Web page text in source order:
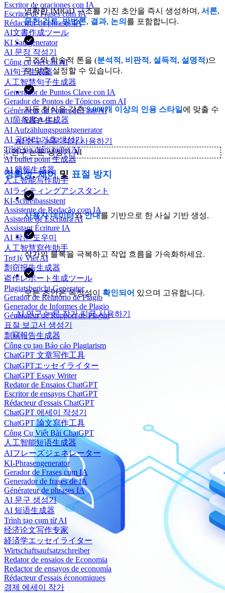
Escritor de oraciones con IA
Escritor de Frases com IA
Rédacteur de phrases IA
AI文書作成ツール
KI Satzgenerator
AI 문장 작성기
Công cụ viết câu AI
AI句子生成器
人工智慧句子生成器
Generador de Puntos Clave con IA
Gerador de Pontos de Tópicos com AI
Générateur de Points de Faits AI
AI箇条書き生成器
AI Aufzählungspunktgenerator
AI 글머리 기호 생성기
Trình tạo điểm bullet AI
AI bullet point 生成器
AI 簡報生成器
人工智能写作助手
AIライティングアシスタント
KI-Schreibassistent
Assistente de Redação com IA
Asistente de Escritura AI
Assistant Écriture IA
AI 작문 도우미
人工智慧寫作助手
Trợ lý Viết AI
剽窃报告生成器
盗作レポート生成ツール
Plagiatsbericht-Generator
Gerador de Relatório de Plágio
Generador de Informes de Plagio
Générateur de Rapport de Plagiat
표절 보고서 생성기
剽竊報告生成器
Công cụ tạo Báo cáo Plagiarism
ChatGPT 文章写作工具
ChatGPTエッセイライター
ChatGPT Essay Writer
Redator de Ensaios ChatGPT
Escritor de ensayos ChatGPT
Rédacteur d'essais ChatGPT
ChatGPT 에세이 작성기
ChatGPT 論文寫作工具
Công Cụ Viết Bài ChatGPT
人工智能短语生成器
AIフレーズジェネレーター
KI-Phrasengenerator
Gerador de Frases com IA
Generador de frases de IA
Générateur de phrases IA
AI 문구 생성기
AI 短语生成器
Trình tạo cụm từ AI
经济论文写作专家
経済学エッセイライター
Wirtschaftsaufsatzschreiber
Redator de ensaios de Economia
Redactor de ensayos de economía
Rédacteur d'essais économiques
경제 에세이 작가
명확한 IMRaD 구조를 가진 초안을 즉시 생성하며, 서론,
문헌 검토,방법론, 결과, 논의 를 포함합니다.
구조와 학술적 톤을 (분석적 , 비판적 , 설득적 , 설명적)으
로 맞춤 설정할 수 있습니다.
자동 형식을 갖춘9,000개 이상의 인용 스타일 에 맞출 수
있습니다.
AI 연구 논문 작가 사용하기
✨연구 논문 생성기 AI
정확성,제어 및 표절 방지
사용자 데이터와안내를 기반으로 한 사실 기반 생성.
작가의 블록을 극복하고 작업 흐름을 가속화하세요.
모든 초안은 독창성이 확인되어 있으며 고유합니다.
AI 연구 논문 작가 지금 사용하기